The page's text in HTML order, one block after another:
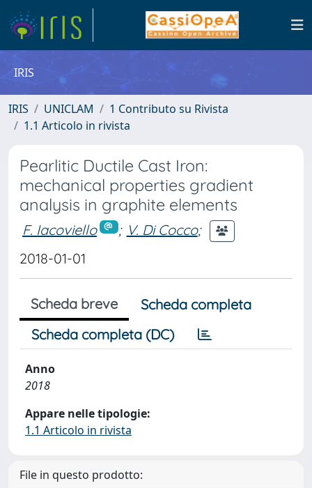
IRIS
IRIS UNICLAM
1 Contributo su Rivista
1.1 Articolo in rivista
Pearlitic Ductile Cast Iron:
mechanical properties gradient
analysis in graphite elements
F. Iacoviello ; V. Di Cocco;
2018-01-01
Scheda breve
Scheda completa
Scheda completa (DC)
Anno
2018
Appare nelle tipologie:
1.1 Articolo in rivista
File in questo prodotto: